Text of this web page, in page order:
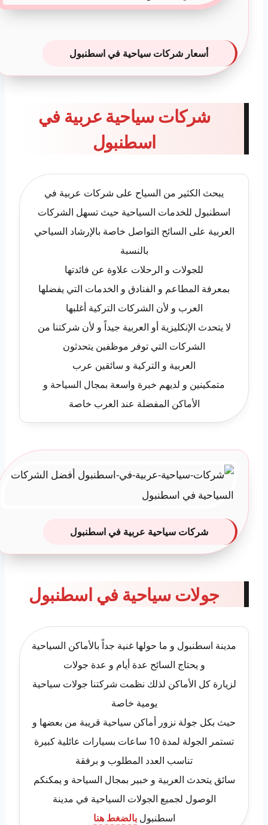
أسعار شركات سياحية في اسطنبول
شركات سياحية عربية في
اسطنبول
يبحث الكثير من السياح على شركات عربية في
اسطنبول للخدمات السياحية حيث تسهل الشركات
العربية على السائح التواصل خاصة بالإرشاد السياحي
بالنسبة
للجولات و الرحلات علاوة عن فائدتها
بمعرفة المطاعم و الفنادق و الخدمات التي يفضلها
العرب و لأن الشركات التركية أغلبها
لا يتحدث الإنكليزية أو العربية جيداً و لأن شركتنا من
الشركات التي توفر موظفين يتحدثون
العربية و التركية و سائقين عرب
متمكينين و لديهم خبرة واسعة بمجال السياحة و
الأماكن المفضلة عند العرب خاصة
شركات سياحية عربية في اسطنبول
جولات سياحية في اسطنبول
مدينة اسطنبول و ما حولها غنية جداً بالأماكن السياحية
و يحتاج السائح عدة أيام و عدة جولات
لزيارة كل الأماكن لذلك نظمت شركتنا جولات سياحية
يومية خاصة
حيث بكل جولة نزور أماكن سياحية قريبة من بعضها و
تستمر الجولة لمدة 10 ساعات بسيارات عائلية كبيرة
تناسب العدد المطلوب و برفقة
سائق يتحدث العربية و خبير بمجال السياحة و يمكنكم
الوصول لجميع الجولات السياحية في مدينة
اسطنبولبالضغط هنا